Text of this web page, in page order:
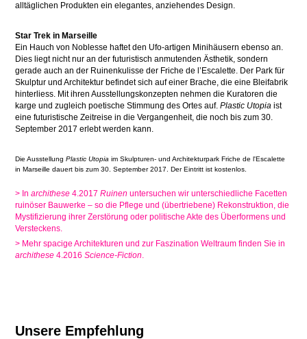
alltäglichen Produkten ein elegantes, anziehendes Design.
Star Trek in Marseille
Ein Hauch von Noblesse haftet den Ufo-artigen Minihäusern ebenso an.
Dies liegt nicht nur an der futuristisch anmutenden Ästhetik, sondern
gerade auch an der Ruinenkulisse der Friche de l’Escalette. Der Park für
Skulptur und Architektur befindet sich auf einer Brache, die eine Bleifabrik
hinterliess. Mit ihren Ausstellungskonzepten nehmen die Kuratoren die
karge und zugleich poetische Stimmung des Ortes auf.Plastic Utopia ist
eine futuristische Zeitreise in die Vergangenheit, die noch bis zum 30.
September 2017 erlebt werden kann.
Die AusstellungPlastic Utopia im Skulpturen- und Architekturpark Friche de l'Escalette
in Marseille dauert bis zum 30. September 2017. Der Eintritt ist kostenlos.
> Inarchithese4.2017Ruinen untersuchen wir unterschiedliche Facetten
ruinöser Bauwerke – so die Pflege und (übertriebene) Rekonstruktion, die
Mystifizierung ihrer Zerstörung oder politische Akte des Überformens und
Versteckens.
> Mehr spacige Architekturen und zur Faszination Weltraum finden Sie in
archithese 4.2016Science-Fiction.
Unsere Empfehlung